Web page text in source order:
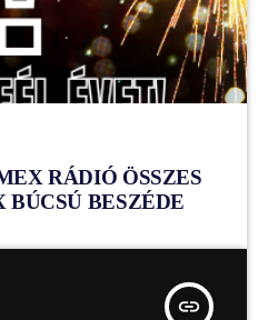
RÁDIÓ ÖSSZES
BÚCSÚ BESZÉDE
insert_link